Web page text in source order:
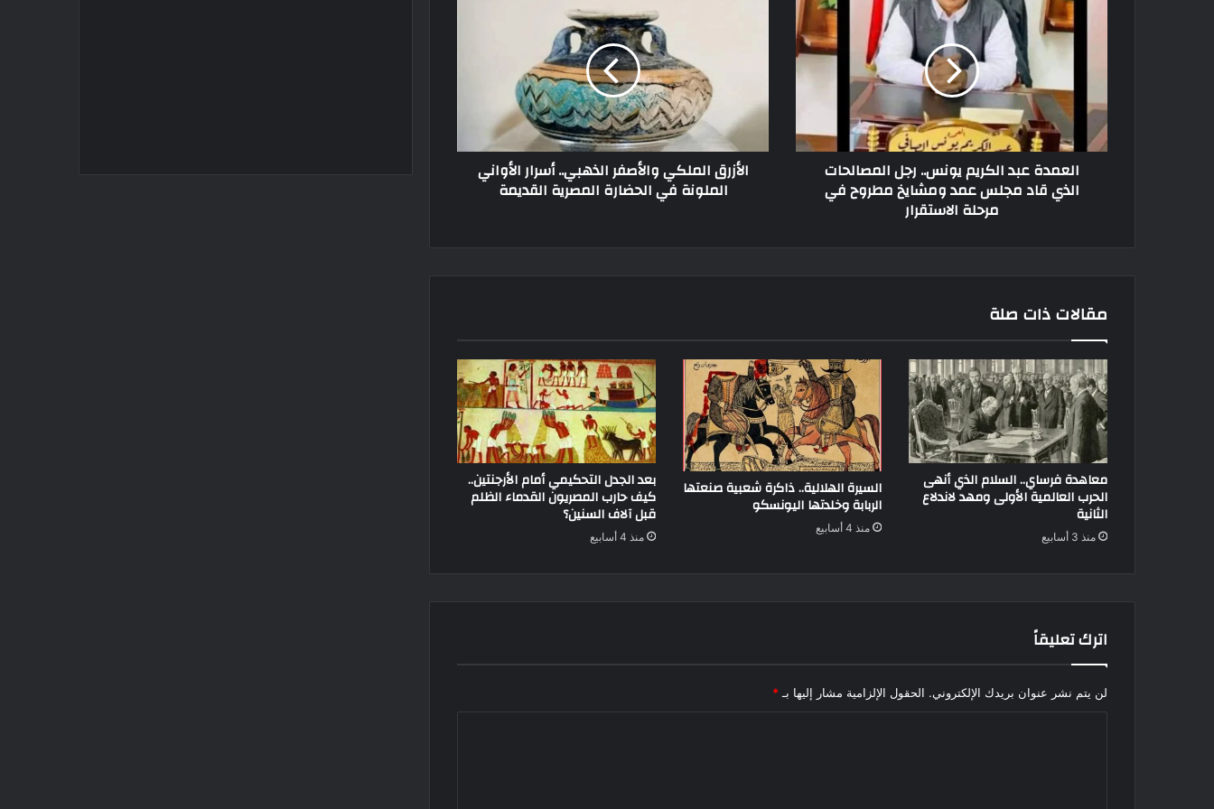
العمدة عبد الكريم يونس.. رجل المصالحات
الذي قاد مجلس عمد ومشايخ مطروح في
مرحلة الاستقرار
الأزرق الملكي والأصفر الذهبي.. أسرار الأواني
الملونة في الحضارة المصرية القديمة
مقالات ذات صلة
معاهدة فرساي.. السلام الذي أنهى
الحرب العالمية الأولى ومهد لاندلاع
الثانية
منذ 3 أسابيع
السيرة الهلالية.. ذاكرة شعبية صنعتها
الربابة وخلدتها اليونسكو
منذ 4 أسابيع
بعد الجدل التحكيمي أمام الأرجنتين..
كيف حارب المصريون القدماء الظلم
قبل آلاف السنين؟
منذ 4 أسابيع
اترك تعليقاً
لن يتم نشر عنوان بريدك الإلكتروني. الحقول الإلزامية مشار إليها بـ *